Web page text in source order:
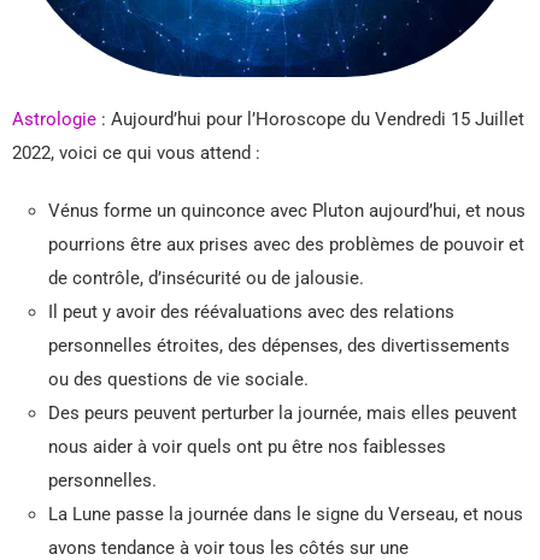
Astrologie : Aujourd’hui pour l’Horoscope du Vendredi 15 Juillet
2022, voici ce qui vous attend :
Vénus forme un quinconce avec Pluton aujourd’hui, et nous
pourrions être aux prises avec des problèmes de pouvoir et
de contrôle, d’insécurité ou de jalousie.
Il peut y avoir des réévaluations avec des relations
personnelles étroites, des dépenses, des divertissements
ou des questions de vie sociale.
Des peurs peuvent perturber la journée, mais elles peuvent
nous aider à voir quels ont pu être nos faiblesses
personnelles.
La Lune passe la journée dans le signe du Verseau, et nous
avons tendance à voir tous les côtés sur une